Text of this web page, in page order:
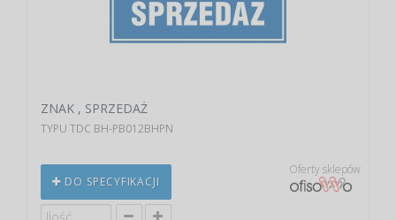
ZNAK , SPRZEDAŻ
TYPU TDC BH-PB012BHPN
DO SPECYFIKACJI
Oferty sklepów